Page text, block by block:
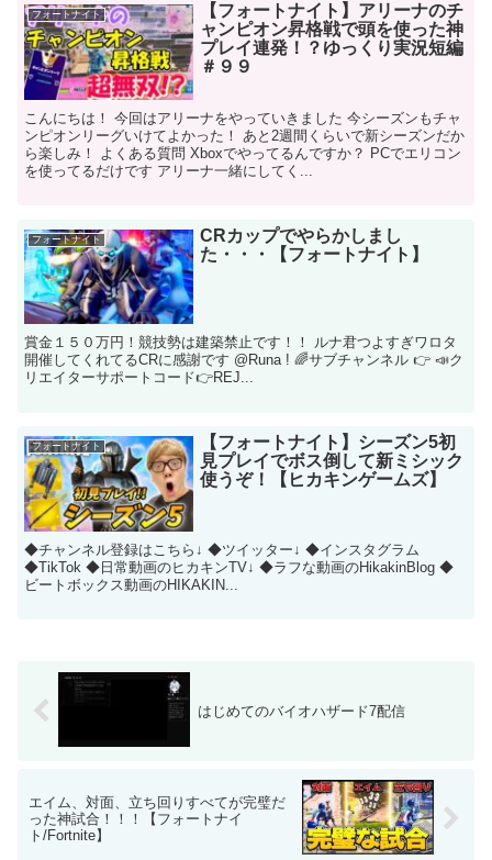
フォートナイト
【フォートナイト】アリーナのチ
ャンピオン昇格戦で頭を使った神
プレイ連発！？ゆっくり実況短編
＃９９
こんにちは！ 今回はアリーナをやっていきました 今シーズンもチャ
ンピオンリーグいけてよかった！ あと2週間くらいで新シーズンだか
ら楽しみ！ よくある質問 Xboxでやってるんですか？ PCでエリコン
を使ってるだけです アリーナ一緒にしてく...
フォートナイト
CRカップでやらかしまし
た・・・【フォートナイト】
賞金１５０万円！競技勢は建築禁止です！！ ルナ君つよすぎワロタ
開催してくれてるCRに感謝です @Runa ! 🌈サブチャンネル 👉 📣ク
リエイターサポートコード👉REJ...
フォートナイト
【フォートナイト】シーズン5初
見プレイでボス倒して新ミシック
使うぞ！【ヒカキンゲームズ】
◆チャンネル登録はこちら↓ ◆ツイッター↓ ◆インスタグラム
◆TikTok ◆日常動画のヒカキンTV↓ ◆ラフな動画のHikakinBlog ◆
ビートボックス動画のHIKAKIN...
はじめてのバイオハザード7配信
エイム、対面、立ち回りすべてが完璧だ
った神試合！！！【フォートナイ
ト/Fortnite】